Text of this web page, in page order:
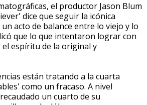
el productor Jason Blum
dice que seguir la icónica
acto de balance entre lo viejo y lo
que lo que intentaron lograr con
espíritu de la original y
están tratando a la cuarta
como un fracaso. A nivel
un cuarto de su